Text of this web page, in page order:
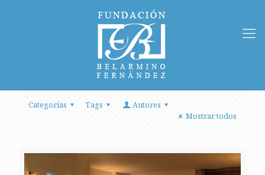
Categorías Tags
Autores
Mostrar todos